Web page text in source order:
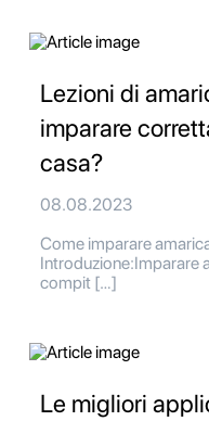
Lezioni di
imparare
casa?
08.08.2023
Come imparare
Introduzione:Imparare
compit […]
Le migliori